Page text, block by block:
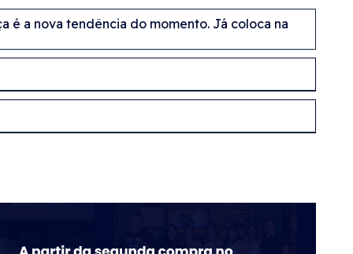
é a nova tendência do momento. Já coloca na